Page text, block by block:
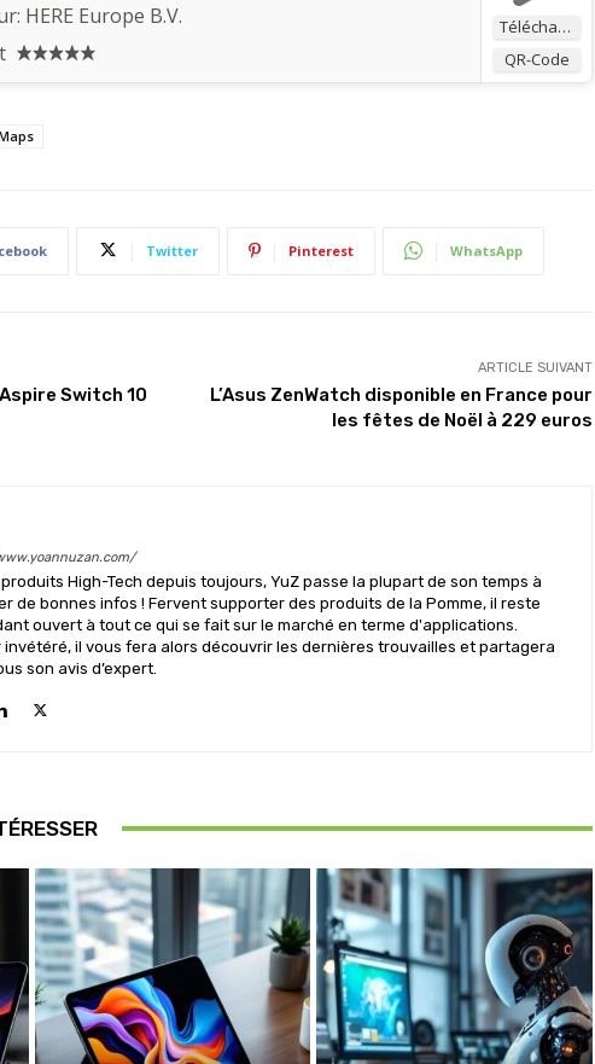
Télécharger
QR-Code
HERE Europe B.V.
Twitter Pinterest WhatsApp
Switch 10
ARTICLE SUIVANT
L’Asus ZenWatch disponible en France pour
les fêtes de Noël à 229 euros
High-Tech depuis toujours, YuZ passe la plupart de son temps à
de bonnes infos ! Fervent supporter des produits de la Pomme, il reste
ouvert à tout ce qui se fait sur le marché en terme d'applications.
il vous fera alors découvrir les dernières trouvailles et partagera
son avis d’expert.